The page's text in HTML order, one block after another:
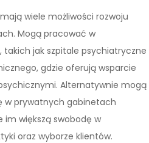
wiele możliwości rozwoju
Mogą pracować w
jak szpitale psychiatryczne
gdzie oferują wsparcie
Alternatywnie mogą
w prywatnych gabinetach
większą swobodę w
oraz wyborze klientów.